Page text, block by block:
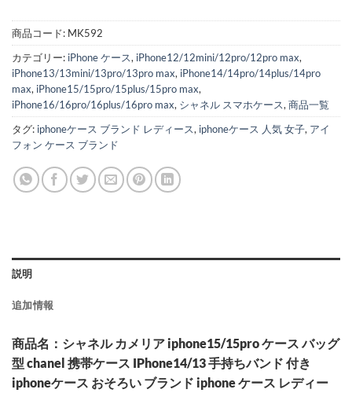
商品コード: MK592
カテゴリー: iPhone ケース, iPhone12/12mini/12pro/12pro max,
iPhone13/13mini/13pro/13pro max, iPhone14/14pro/14plus/14pro
max, iPhone15/15pro/15plus/15pro max,
iPhone16/16pro/16plus/16pro max, シャネル スマホケース, 商品一覧
タグ: iphoneケース ブランド レディース, iphoneケース 人気 女子, アイ
フォン ケース ブランド
説明
追加情報
商品名：シャネル カメリア iphone15/15pro ケース バッグ
型 chanel 携帯ケース IPhone14/13 手持ちバンド 付き
iphoneケース おそろい ブランド iphone ケース レディー